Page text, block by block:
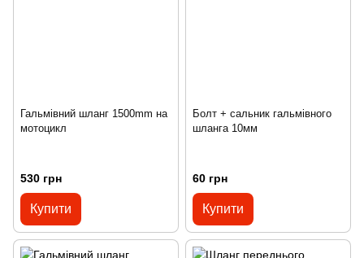
Гальмівний шланг 1500mm на
мотоцикл
530 грн
Купити
Болт + сальник гальмівного
шланга 10мм
60 грн
Купити